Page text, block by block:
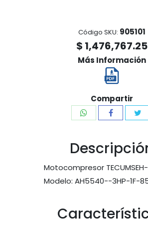
Código SKU: 905101
$ 1,476,767.25
Más Información
Compartir
Motocompresor TECUMSEH-
Modelo: AH5540--3HP-1F-